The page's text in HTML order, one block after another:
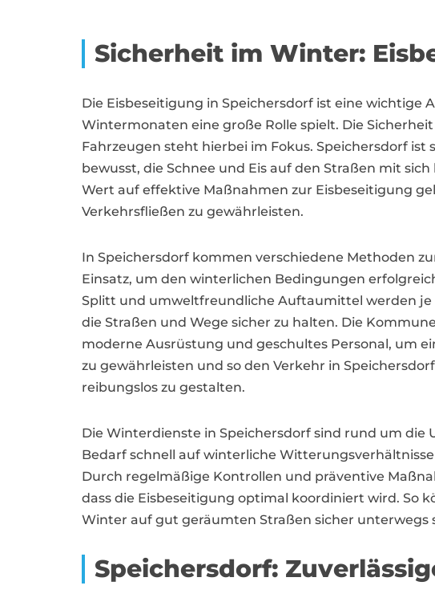
Sicherheit im Winter:
Die Eisbeseitigung in Speichersdorf ist eine wichtige
Wintermonaten eine große Rolle spielt. Die
Fahrzeugen steht hierbei im Fokus. Speichersdorf ist
bewusst, die Schnee und Eis auf den Straßen mit
Wert auf effektive Maßnahmen zur Eisbeseitigung
Verkehrsfließen zu gewährleisten.
In Speichersdorf kommen verschiedene Methoden
Einsatz, um den winterlichen Bedingungen
Splitt und umweltfreundliche Auftaumittel werden je
die Straßen und Wege sicher zu halten. Die
moderne Ausrüstung und geschultes Personal, um
zu gewährleisten und so den Verkehr in
reibungslos zu gestalten.
Die Winterdienste in Speichersdorf sind rund um die
Bedarf schnell auf winterliche
Durch regelmäßige Kontrollen und präventive
dass die Eisbeseitigung optimal koordiniert wird. So
Winter auf gut geräumten Straßen sicher unterwegs
Speichersdorf: